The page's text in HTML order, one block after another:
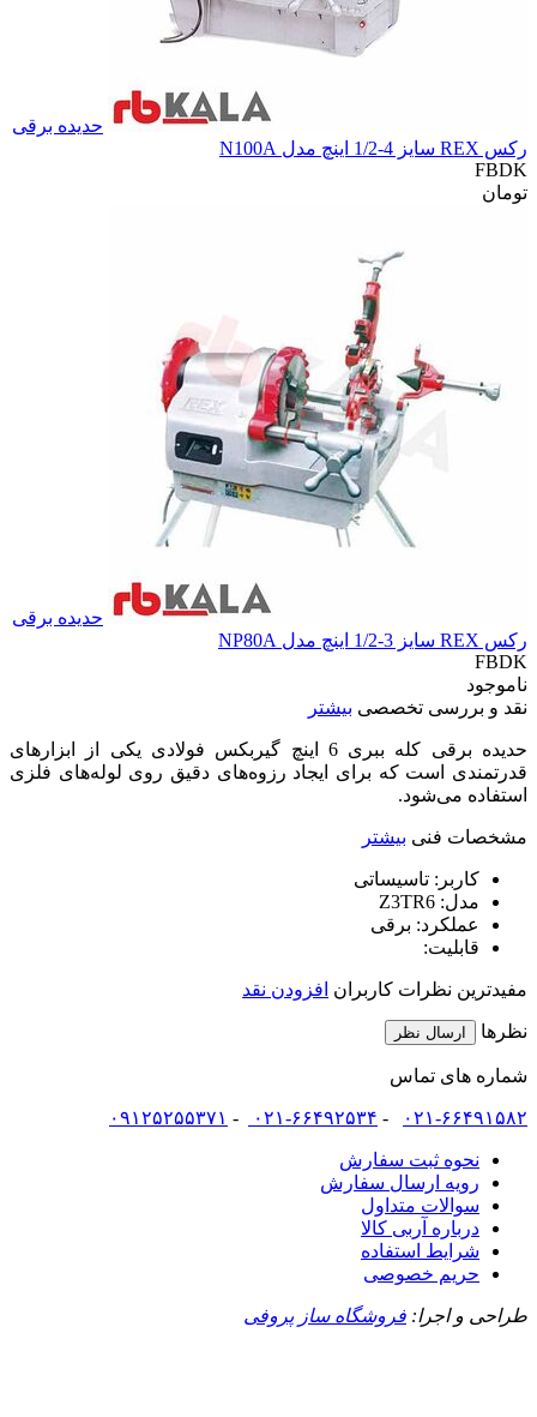
حدیده برقی
رکس REX سایز 4-1/2 اینچ مدل N100A
FBDK
تومان
حدیده برقی
رکس REX سایز 3-1/2 اینچ مدل NP80A
FBDK
ناموجود
نقد و بررسی تخصصی بیشتر
حدیده برقی کله ببری 6 اینچ گیربکس فولادی یکی از ابزارهای
قدرتمندی است که برای ایجاد رزوه‌های دقیق روی لوله‌های فلزی
استفاده می‌شود.
مشخصات فنی بیشتر
کاربر: تاسیساتی
مدل: Z3TR6
عملکرد: برقی
قابلیت:
مفیدترین نظرات کاربران افزودن نقد
نظرها ارسال نظر
شماره های تماس
۰۲۱-۶۶۴۹۱۵۸۲ - ۰۲۱-۶۶۴۹۲۵۳۴ - ۰۹۱۲۵۲۵۵۳۷۱
نحوه ثبت سفارش
رویه ارسال سفارش
سوالات متداول
درباره آربی کالا
شرایط استفاده
حریم خصوصی
طراحی و اجرا: فروشگاه ساز پروفی